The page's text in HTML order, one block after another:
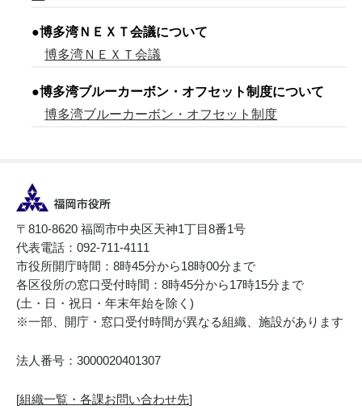
●博多湾ＮＥＸＴ会議について
博多湾ＮＥＸＴ会議
●博多湾ブルーカーボン・オフセット制度について
博多湾ブルーカーボン・オフセット制度
〒810-8620 福岡市中央区天神1丁目8番1号
代表電話：092-711-4111
市役所開庁時間：8時45分から18時00分まで
各区役所の窓口受付時間：8時45分から17時15分まで
(土・日・祝日・年末年始を除く)
※一部、開庁・窓口受付時間が異なる組織、施設があります
法人番号：3000020401307
[組織一覧・各課お問い合わせ先]